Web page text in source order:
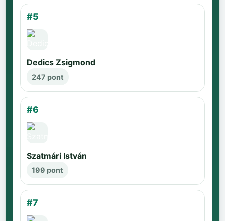
#5
Dedics Zsigmond
247 pont
#6
Szatmári István
199 pont
#7